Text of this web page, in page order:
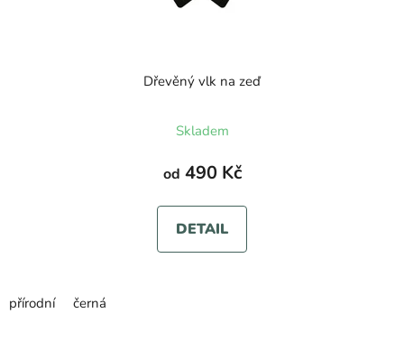
Dřevěný vlk na zeď
Skladem
od 490 Kč
DETAIL
přírodní černá